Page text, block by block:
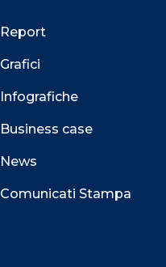
Report
Grafici
Infografiche
Business case
News
Comunicati Stampa